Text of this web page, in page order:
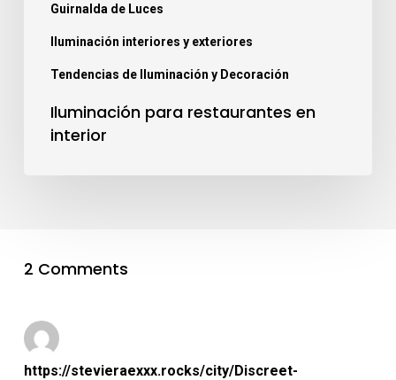
Guirnalda de Luces
Iluminación interiores y exteriores
Tendencias de Iluminación y Decoración
Iluminación para restaurantes en
interior
2 Comments
https://stevieraexxx.rocks/city/Discreet-